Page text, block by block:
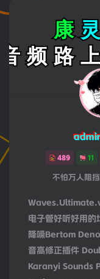
489 11
不怕万人阻
电子管好听好用的均衡压缩
降噪Bertom
音高修正插件 DoublePi
Karanyi Sounds